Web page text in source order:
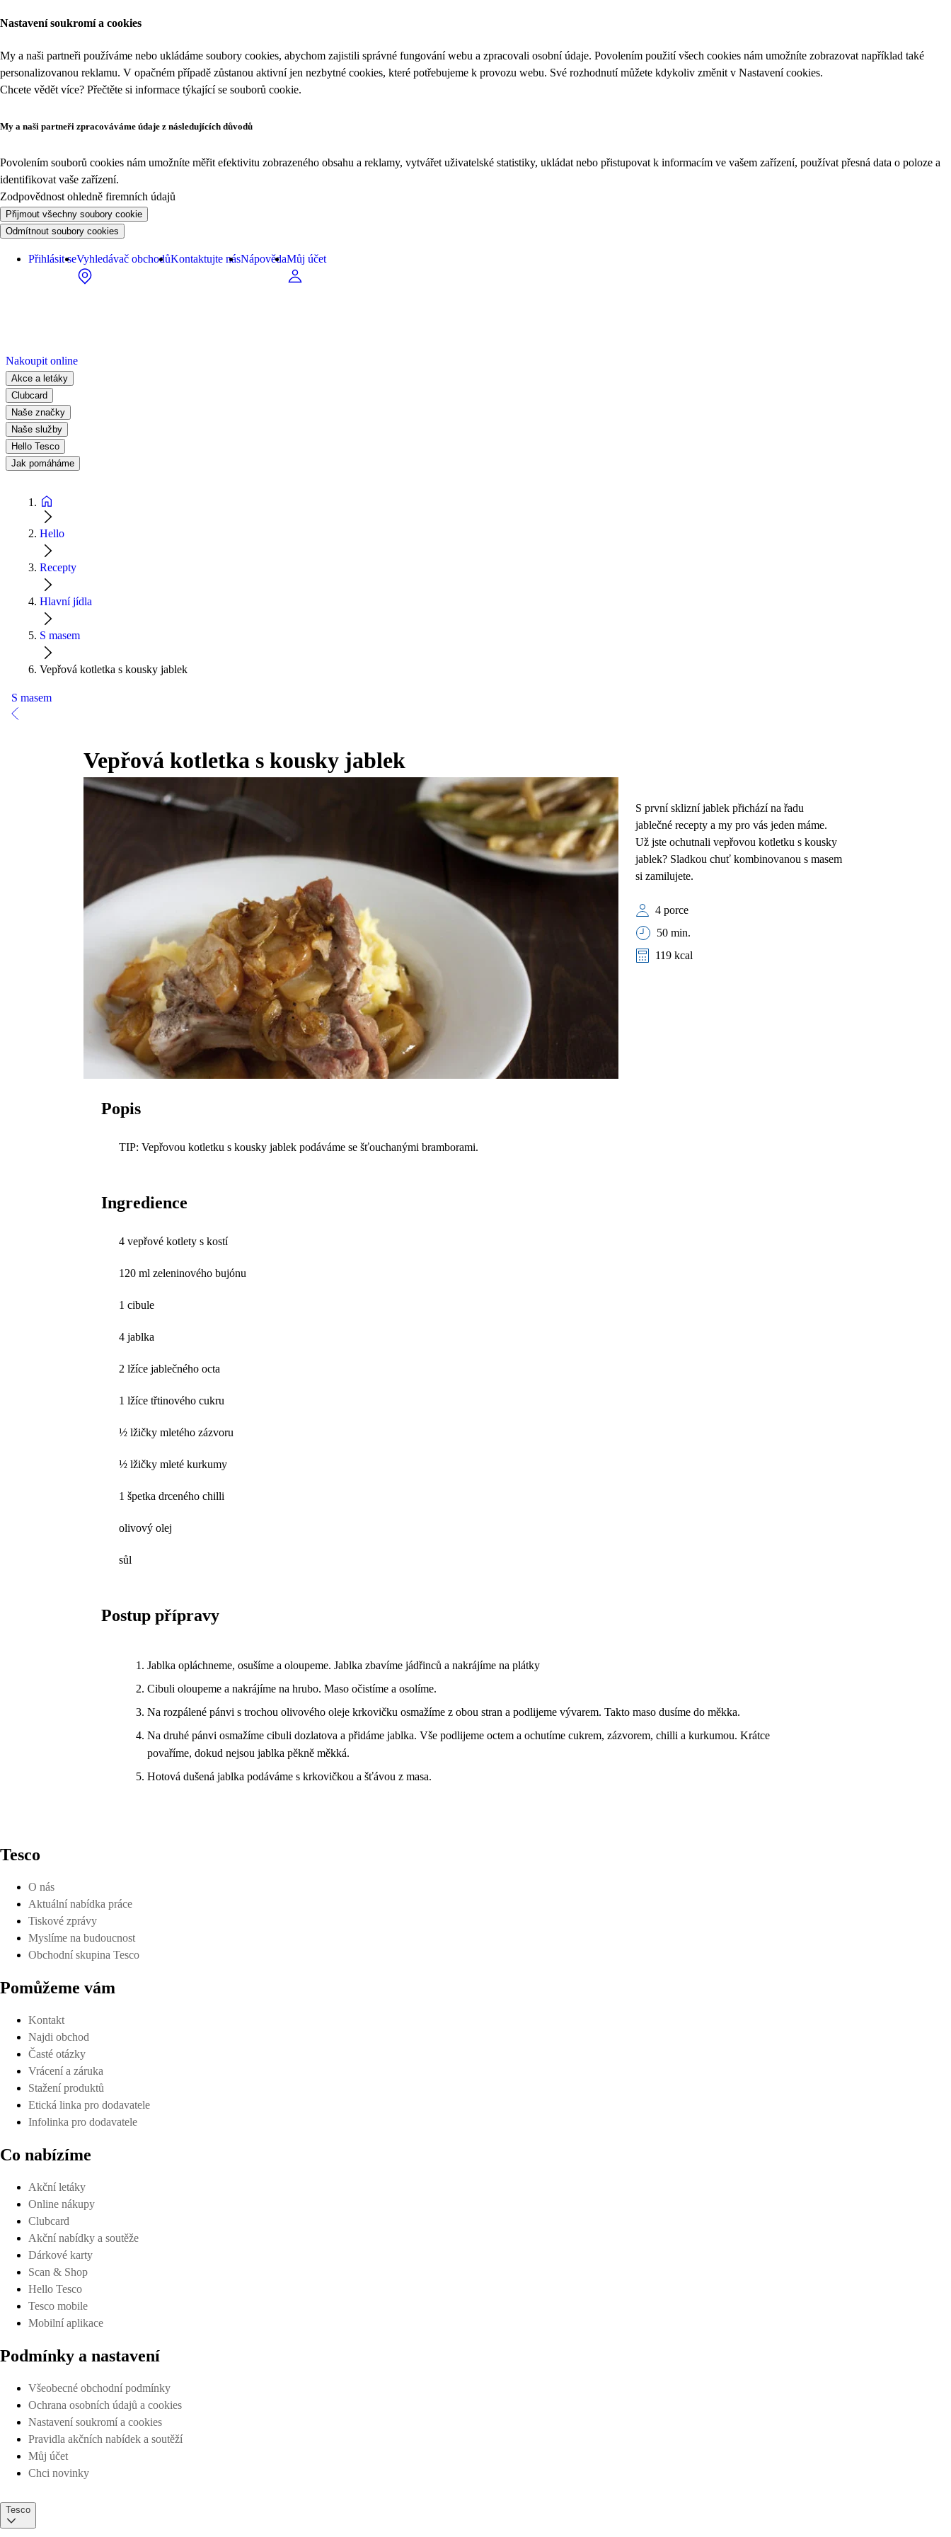
Nastavení soukromí a cookies
My a naši partneři používáme nebo ukládáme soubory cookies, abychom zajistili správné fungování webu a zpracovali osobní údaje. Povolením použití všech cookies nám umožníte zobrazovat například také
personalizovanou reklamu. V opačném případě zůstanou aktivní jen nezbytné cookies, které potřebujeme k provozu webu. Své rozhodnutí můžete kdykoliv změnit v Nastavení cookies.
Chcete vědět více? Přečtěte si informace týkající se souborů cookie.
My a naši partneři zpracováváme údaje z následujících důvodů
Povolením souborů cookies nám umožníte měřit efektivitu zobrazeného obsahu a reklamy, vytvářet uživatelské statistiky, ukládat nebo přistupovat k informacím ve vašem zařízení, používat přesná data o poloze a
identifikovat vaše zařízení.
Zodpovědnost ohledně firemních údajů
Přijmout všechny soubory cookie
Odmítnout soubory cookies
Přihlásit seVyhledávač obchodůKontaktujte násNápovědaMůj účet
Nakoupit online
Akce a letáky
Clubcard
Naše značky
Naše služby
Hello Tesco
Jak pomáháme
Hello
Recepty
Hlavní jídla
S masem
Vepřová kotletka s kousky jablek
S masem
Vepřová kotletka s kousky jablek
S první sklizní jablek přichází na řadu
jablečné recepty a my pro vás jeden máme.
Už jste ochutnali vepřovou kotletku s kousky
jablek? Sladkou chuť kombinovanou s masem
si zamilujete.
4 porce
50 min.
119 kcal
Popis
TIP: Vepřovou kotletku s kousky jablek podáváme se šťouchanými bramborami.
Ingredience
4 vepřové kotlety s kostí
120 ml zeleninového bujónu
1 cibule
4 jablka
2 lžíce jablečného octa
1 lžíce třtinového cukru
½ lžičky mletého zázvoru
½ lžičky mleté kurkumy
1 špetka drceného chilli
olivový olej
sůl
Postup přípravy
Jablka opláchneme, osušíme a oloupeme. Jablka zbavíme jádřinců a nakrájíme na plátky
Cibuli oloupeme a nakrájíme na hrubo. Maso očistíme a osolíme.
Na rozpálené pánvi s trochou olivového oleje krkovičku osmažíme z obou stran a podlijeme vývarem. Takto maso dusíme do měkka.
Na druhé pánvi osmažíme cibuli dozlatova a přidáme jablka. Vše podlijeme octem a ochutíme cukrem, zázvorem, chilli a kurkumou. Krátce
povaříme, dokud nejsou jablka pěkně měkká.
Hotová dušená jablka podáváme s krkovičkou a šťávou z masa.
Tesco
O nás
Aktuální nabídka práce
Tiskové zprávy
Myslíme na budoucnost
Obchodní skupina Tesco
Pomůžeme vám
Kontakt
Najdi obchod
Časté otázky
Vrácení a záruka
Stažení produktů
Etická linka pro dodavatele
Infolinka pro dodavatele
Co nabízíme
Akční letáky
Online nákupy
Clubcard
Akční nabídky a soutěže
Dárkové karty
Scan & Shop
Hello Tesco
Tesco mobile
Mobilní aplikace
Podmínky a nastavení
Všeobecné obchodní podmínky
Ochrana osobních údajů a cookies
Nastavení soukromí a cookies
Pravidla akčních nabídek a soutěží
Můj účet
Chci novinky
Tesco